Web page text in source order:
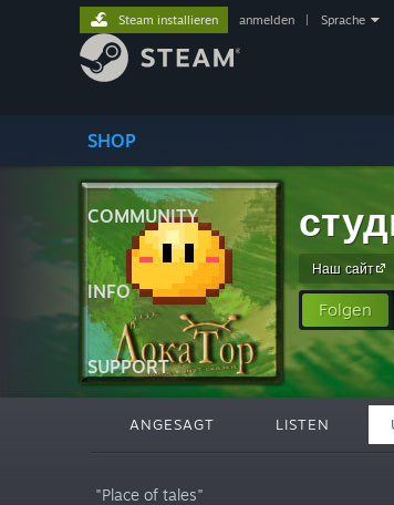
SHOP
COMMUNITY
INFO
SUPPORT
Steam installieren anmelden Sprache
Наш сайт
Folgen
ANGESAGT LISTEN
"Place of tales"